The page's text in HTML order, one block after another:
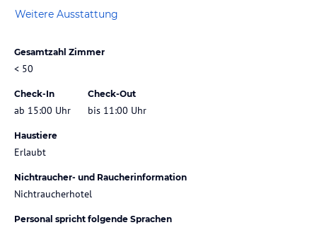
Weitere Ausstattung
Gesamtzahl Zimmer
< 50
Check-In
ab 15:00 Uhr
Check-Out
bis 11:00 Uhr
Haustiere
Erlaubt
Nichtraucher- und Raucherinformation
Nichtraucherhotel
Personal spricht folgende Sprachen